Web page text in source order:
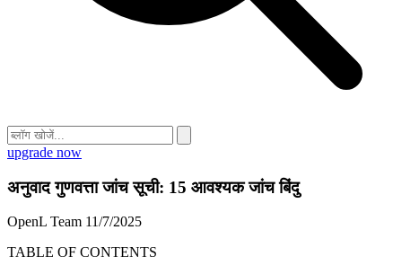
upgrade now
अनुवाद गुणवत्ता जांच सूची: 15 आवश्यक जांच बिंदु
OpenL Team 11/7/2025
TABLE OF CONTENTS